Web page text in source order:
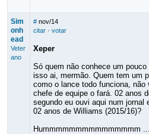
Sim
onh
ead
Veter
ano
# nov/14
citar· votar
Xeper
Só quem não conhece um
isso ai, mermão. Quem tem um
como o lance todo funciona,
chefe de equipe o fará. 02 anos
segundo eu ouvi aqui num
02 anos de Williams (2015/16)?
Hummmmmmmmmmmmmmm